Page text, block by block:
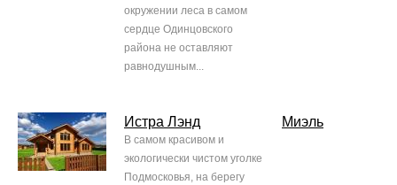
окружении леса в самом
сердце Одинцовского
района не оставляют
равнодушным...
Истра Лэнд
В самом красивом и
экологически чистом уголке
Подмосковья, на берегу
Миэль